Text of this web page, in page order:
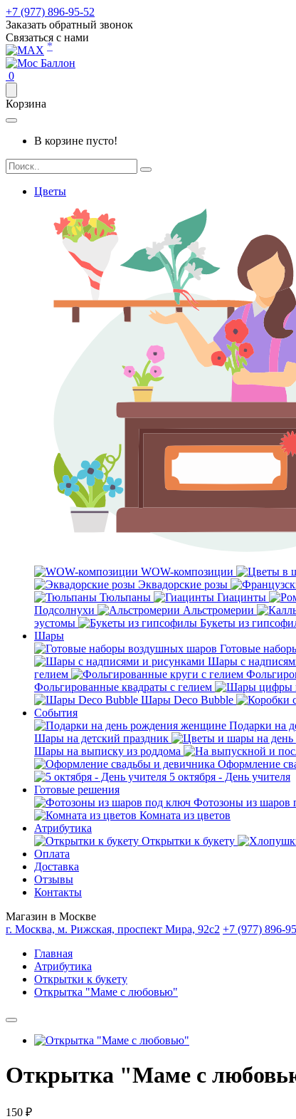
+7 (977) 896-95-52
Заказать обратный звонок
Связаться с нами
*
0
Корзина
В корзине пусто!
Цветы
WOW-композиции
Эквадорские розы
Тюльпаны
Гиацинты
Подсолнухи
Альстромерии
эустомы
Букеты из
Шары
Готовые
Шары с
гелием
Фольгированные квадраты с гелием
Шары Deco Bubble
События
Подарки на
Шары на детский праздник
Шары на выписку из роддома
Оформление
5 октября - День учителя
Готовые решения
Фотозоны из шаров
Комната из цветов
Атрибутика
Открытки к букету
Оплата
Доставка
Отзывы
Контакты
Магазин в Москве
г. Москва, м. Рижская, проспект Мира, 92с2 +7 (977) 896-
Главная
Атрибутика
Открытки к букету
Открытка "Маме с любовью"
Открытка "Маме с
150 ₽